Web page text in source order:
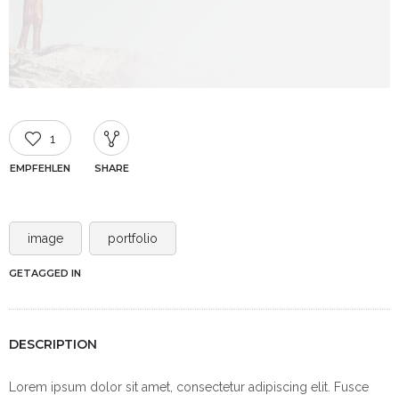
1
EMPFEHLEN SHARE
image portfolio
GETAGGED IN
DESCRIPTION
Lorem ipsum dolor sit amet, consectetur adipiscing elit. Fusce